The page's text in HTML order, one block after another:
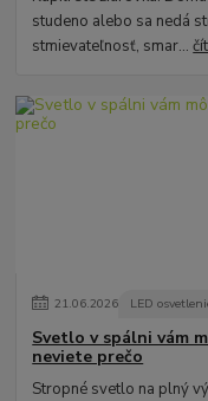
studeno alebo sa nedá
stmievateľnosť, smar...
21.06.2026 LED
Svetlo v spálni vám
neviete prečo
Stropné svetlo na plný